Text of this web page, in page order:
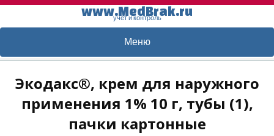
www.MedBrak.ru
учет и контроль
Меню
Экодакс®, крем для наружного
применения 1% 10 г, тубы (1),
пачки картонные